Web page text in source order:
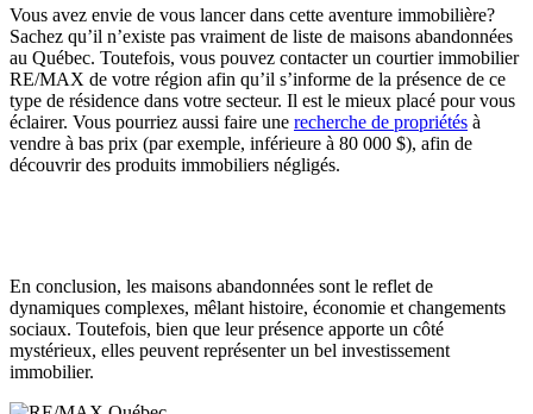
Vous avez envie de vous lancer dans cette aventure immobilière?
Sachez qu’il n’existe pas vraiment de liste de maisons abandonnées
au Québec. Toutefois, vous pouvez contacter un courtier immobilier
RE/MAX de votre région afin qu’il s’informe de la présence de ce
type de résidence dans votre secteur. Il est le mieux placé pour vous
éclairer. Vous pourriez aussi faire une recherche de propriétés à
vendre à bas prix (par exemple, inférieure à 80 000 $), afin de
découvrir des produits immobiliers négligés.
En conclusion, les maisons abandonnées sont le reflet de
dynamiques complexes, mêlant histoire, économie et changements
sociaux. Toutefois, bien que leur présence apporte un côté
mystérieux, elles peuvent représenter un bel investissement
immobilier.